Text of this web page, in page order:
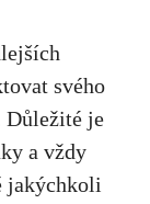
svého
Důležité je
a vždy
jakýchkoli